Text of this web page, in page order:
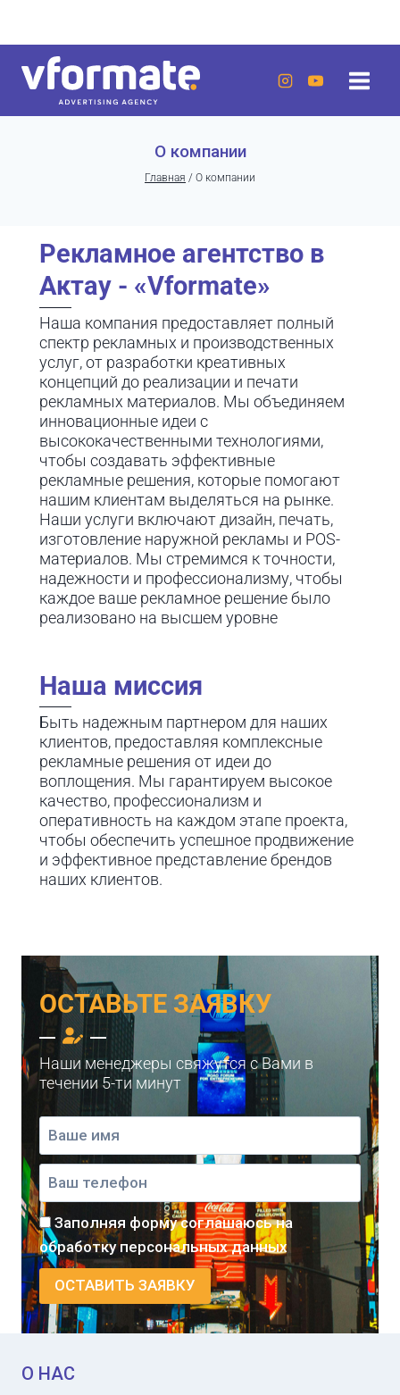
содержанию
О компании
Главная / О компании
Рекламное агентство в
Актау - «Vformate»
Наша компания предоставляет полный
спектр рекламных и производственных
услуг, от разработки креативных
концепций до реализации и печати
рекламных материалов. Мы объединяем
инновационные идеи с
высококачественными технологиями,
чтобы создавать эффективные
рекламные решения, которые помогают
нашим клиентам выделяться на рынке.
Наши услуги включают дизайн, печать,
изготовление наружной рекламы и POS-
материалов. Мы стремимся к точности,
надежности и профессионализму, чтобы
каждое ваше рекламное решение было
реализовано на высшем уровне
Наша миссия
Быть надежным партнером для наших
клиентов, предоставляя комплексные
рекламные решения от идеи до
воплощения. Мы гарантируем высокое
качество, профессионализм и
оперативность на каждом этапе проекта,
чтобы обеспечить успешное продвижение
и эффективное представление брендов
наших клиентов.
ОСТАВЬТЕ ЗАЯВКУ
Наши менеджеры свяжутся с Вами в
течении 5-ти минут
Заполняя форму соглашаюсь на
обработку персональных данных
О НАС